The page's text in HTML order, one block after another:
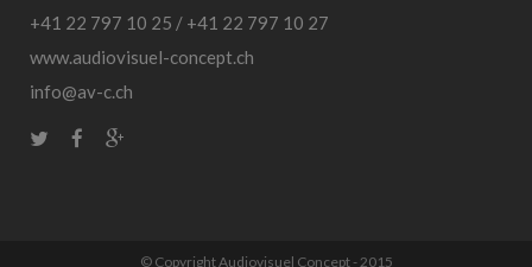
+41 22 797 10 25 / +41 22 797 10 27
www.audiovisuel-concept.ch
info@av-c.ch
© Copyright Audiovisuel Concept - 2015